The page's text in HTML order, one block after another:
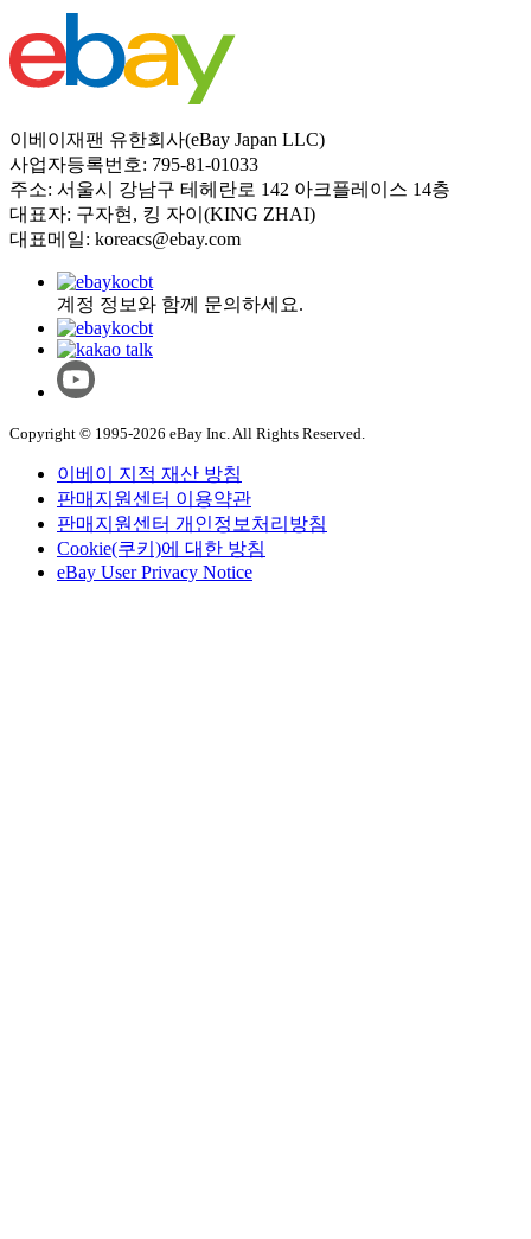
이베이재팬 유한회사(eBay Japan LLC)
사업자등록번호: 795-81-01033
주소: 서울시 강남구 테헤란로 142 아크플레이스 14층
대표자: 구자현, 킹 자이(KING ZHAI)
대표메일: koreacs@ebay.com
계정 정보와 함께 문의하세요.
Copyright © 1995-2026 eBay Inc. All Rights Reserved.
이베이 지적 재산 방침
판매지원센터 이용약관
판매지원센터 개인정보처리방침
Cookie(쿠키)에 대한 방침
eBay User Privacy Notice